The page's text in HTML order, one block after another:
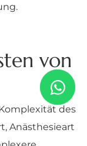
von
des
Anästhesieart